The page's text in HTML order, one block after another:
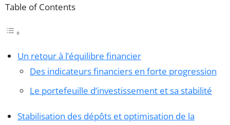
Table of Contents
Un retour à l’équilibre financier
Des indicateurs financiers en forte progression
Le portefeuille d’investissement et sa stabilité
Stabilisation des dépôts et optimisation de la